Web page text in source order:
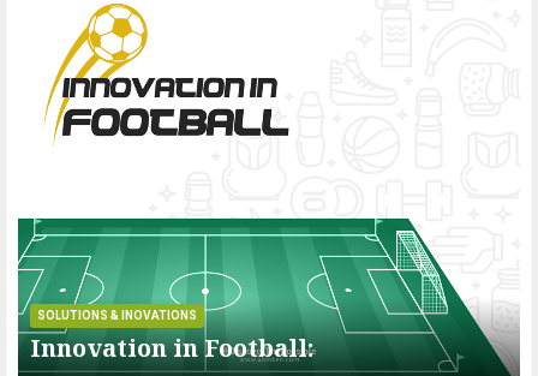
SOLUTIONS & INOVATIONS
Innovation in Football: